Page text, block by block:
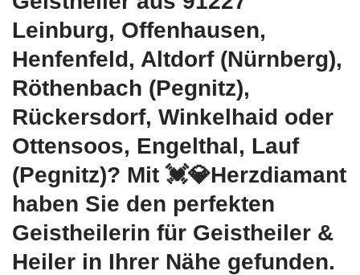
Leinburg, Offenhausen,
Henfenfeld, Altdorf (Nürnberg),
Röthenbach (Pegnitz),
Rückersdorf, Winkelhaid oder
Ottensoos, Engelthal, Lauf
(Pegnitz)? Mit 💓️💎Herzdiamant
haben Sie den perfekten
Geistheilerin für Geistheiler &
Heiler in Ihrer Nähe gefunden.